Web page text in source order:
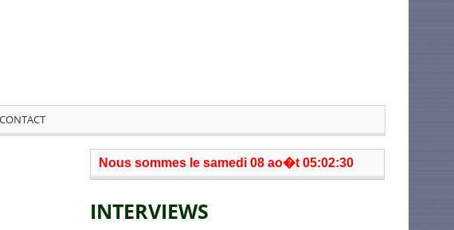
CONTACT
Nous sommes le samedi 08 ao�t 05:02:30
INTERVIEWS